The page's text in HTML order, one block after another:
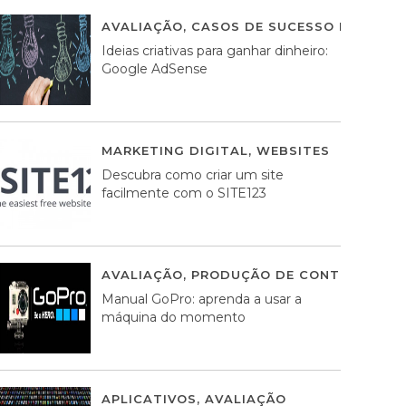
AVALIAÇÃO, CASOS DE SUCESSO DE
Ideias criativas para ganhar dinheiro:
Google AdSense
MARKETING DIGITAL, WEBSITES
Descubra como criar um site
facilmente com o SITE123
AVALIAÇÃO, PRODUÇÃO DE CONTEÚDOS
Manual GoPro: aprenda a usar a
máquina do momento
APLICATIVOS, AVALIAÇÃO